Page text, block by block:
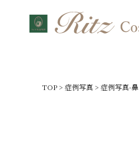
TOP> 症例写真> 症例写真-鼻